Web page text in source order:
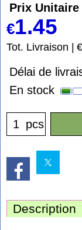
Prix Unitaire
€1.45
Tot. Livraison
Délai de
En stock
pcs
Description